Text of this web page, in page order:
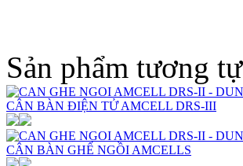
Sản phẩm tương tự
CÂN BÀN ĐIỆN TỬ AMCELL DRS-III
CÂN BÀN GHẾ NGỒI AMCELLS